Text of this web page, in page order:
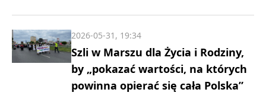
Szli w Marszu dla Życia i Rodziny,
by „pokazać wartości, na których
powinna opierać się cała Polska”
2026-05-31, 19:34